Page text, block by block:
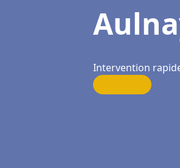
Intervention